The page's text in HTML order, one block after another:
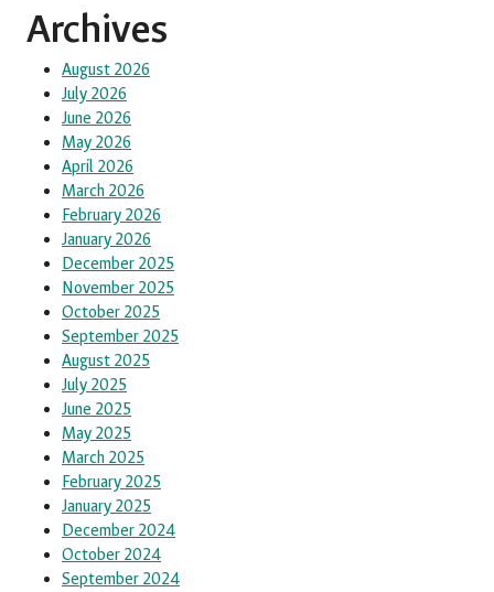
Archives
August 2026
July 2026
June 2026
May 2026
April 2026
March 2026
February 2026
January 2026
December 2025
November 2025
October 2025
September 2025
August 2025
July 2025
June 2025
May 2025
March 2025
February 2025
January 2025
December 2024
October 2024
September 2024